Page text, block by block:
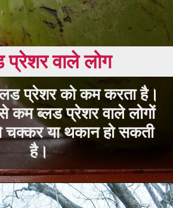
प्रेशर को कम करता है।
कम ब्लड प्रेशर वाले लोगों
चक्कर या थकान हो सकती
है।
प्रेशर वाले लोग